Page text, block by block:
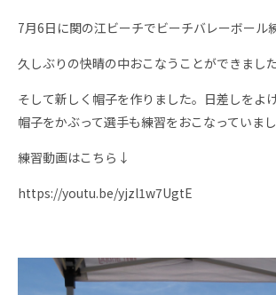
7月6日に関の江ビーチでビーチバレーボール
久しぶりの快晴の中おこなうことができました
そして新しく帽子を作りました。日差しをよ
帽子をかぶって選手も練習をおこなっていまし
練習動画はこちら↓
https://youtu.be/yjzl1w7UgtE